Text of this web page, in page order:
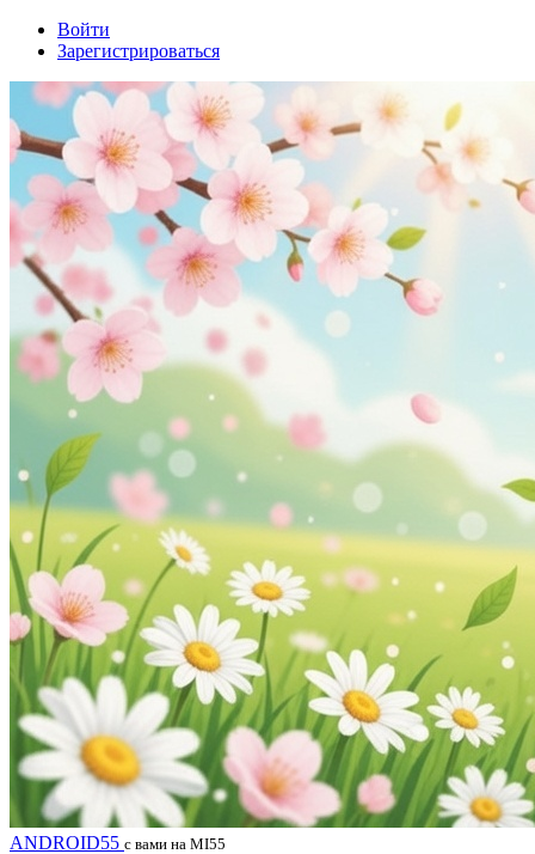
Войти
Зарегистрироваться
ANDROID55 с вами на MI55